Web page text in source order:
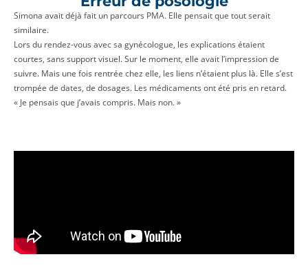
Simona avait déjà fait un parcours PMA. Elle pensait que tout serait
similaire.
Lors du rendez-vous avec sa gynécologue, les explications étaient
courtes, sans support visuel. Sur le moment, elle avait l’impression de
suivre. Mais une fois rentrée chez elle, les liens n’étaient plus là. Elle s’est
trompée de dates, de dosages. Les médicaments ont été pris en retard.
« Je pensais que j’avais compris. Mais non. »